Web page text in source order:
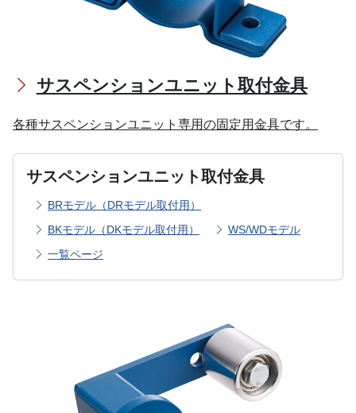
サスペンションユニット取付金具
各種サスペンションユニット専用の固定用金具です。
サスペンションユニット取付金具
BRモデル（DRモデル取付用）
BKモデル（DKモデル取付用）
WS/WDモデル
一覧ページ